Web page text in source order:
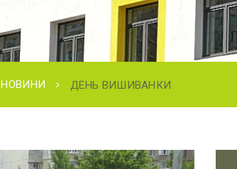
НОВИНИ ДЕНЬ ВИШИВАНКИ